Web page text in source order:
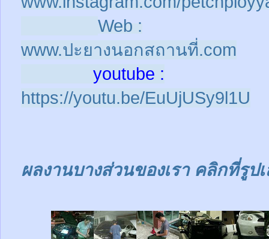
Web :
www.ปะยางนอกสถานที่.com
youtube :
https://youtu.be/EuUjUSy9l1U
ผลงานบางส่วนของเรา คลิกที่รูป